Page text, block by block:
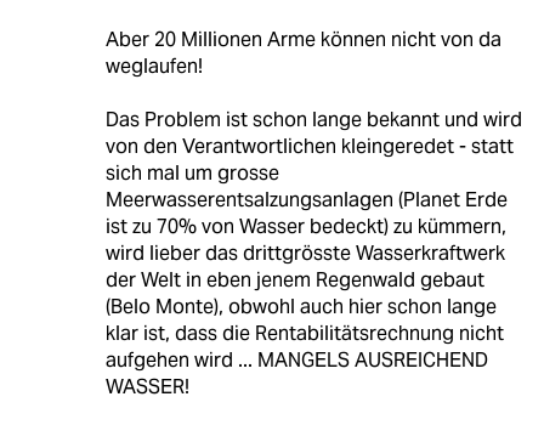
Aber 20 Millionen Arme können nicht von da
weglaufen!
Das Problem ist schon lange bekannt und wird
von den Verantwortlichen kleingeredet - statt
sich mal um grosse
Meerwasserentsalzungsanlagen (Planet Erde
ist zu 70% von Wasser bedeckt) zu kümmern,
wird lieber das drittgrösste Wasserkraftwerk
der Welt in eben jenem Regenwald gebaut
(Belo Monte), obwohl auch hier schon lange
klar ist, dass die Rentabilitätsrechnung nicht
aufgehen wird ... MANGELS AUSREICHEND
WASSER!